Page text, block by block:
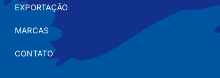
EXPORTAÇÃO
MARCAS
CONTATO